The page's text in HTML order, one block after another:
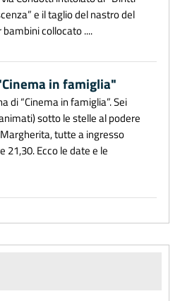
e il taglio del nastro del
collocato ....
in famiglia"
di “Cinema in famiglia”. Sei
sotto le stelle al podere
tutte a ingresso
21,30. Ecco le date e le